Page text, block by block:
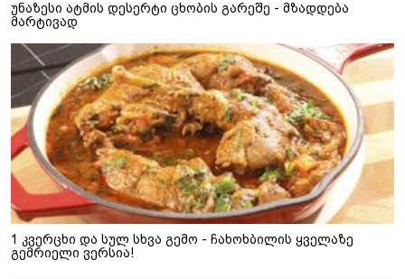
უნაზესი ატმის დესერტი ცხობის გარეშე - მზადდება
მარტივად
1 კვერცხი და სულ სხვა გემო - ჩახოხბილის ყველაზე
გემრიელი ვერსია!